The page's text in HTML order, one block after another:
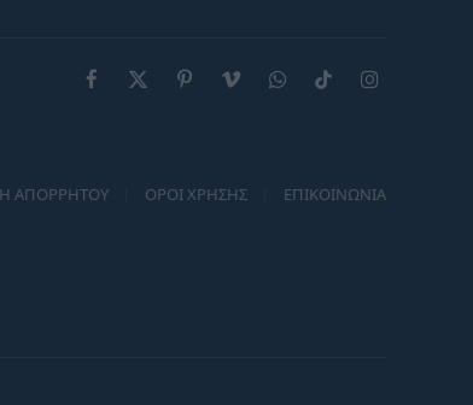
Facebook
X
PinterestVimeoWhatsAppTikTokInstagram
ΑΠΟΡΡΗΤΟΥ ΟΡΟΙ ΧΡΗΣΗΣ ΕΠΙΚΟΙΝΩΝΙΑ